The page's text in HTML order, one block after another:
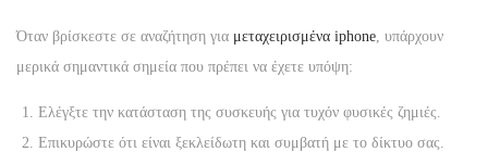
Όταν βρίσκεστε σε αναζήτηση για μεταχειρισμένα iphone, υπάρχουν
μερικά σημαντικά σημεία που πρέπει να έχετε υπόψη:
Ελέγξτε την κατάσταση της συσκευής για τυχόν φυσικές ζημιές.
Επικυρώστε ότι είναι ξεκλείδωτη και συμβατή με το δίκτυο σας.